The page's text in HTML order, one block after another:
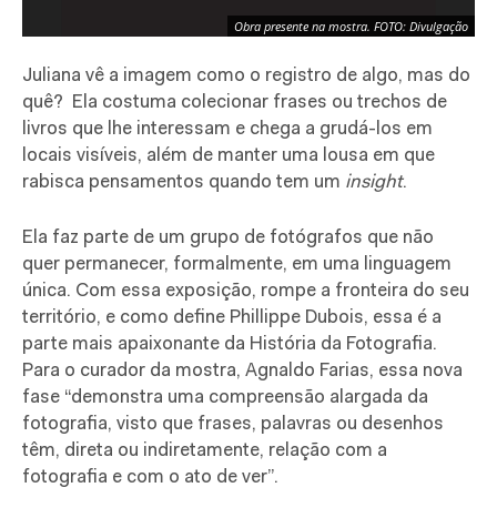
Obra presente na mostra. FOTO: Divulgação
Juliana vê a imagem como o registro de algo, mas do
quê? Ela costuma colecionar frases ou trechos de
livros que lhe interessam e chega a grudá-los em
locais visíveis, além de manter uma lousa em que
rabisca pensamentos quando tem um insight.
Ela faz parte de um grupo de fotógrafos que não
quer permanecer, formalmente, em uma linguagem
única. Com essa exposição, rompe a fronteira do seu
território, e como define Phillippe Dubois, essa é a
parte mais apaixonante da História da Fotografia.
Para o curador da mostra, Agnaldo Farias, essa nova
fase “demonstra uma compreensão alargada da
fotografia, visto que frases, palavras ou desenhos
têm, direta ou indiretamente, relação com a
fotografia e com o ato de ver”.